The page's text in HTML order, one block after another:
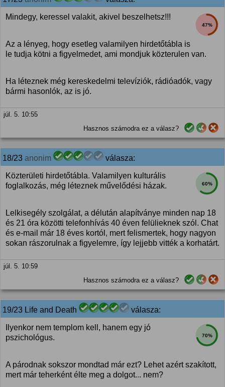
47%
Mindegy, keressel valakit, akivel beszelhetsz!!!
Az a lényeg, hogy esetleg valamilyen hirdetőtábla is
le tudja kötni a figyelmedet, ami mondjuk közterulen van.
Ha léteznek még kereskedelmi televíziók, rádióadók, vagy
bármi hasonlók, az is jó.
júl. 5. 10:55
Hasznos számodra ez a válasz?
18/23 anonim válasza:
60%
Közterületi hirdetőtábla. Valamilyen kulturális
foglalkozás, még léteznek művelődési házak.
Lelkisegély szolgálat, a délután alapítványe minden nap 18
és 21 óra közötti telefonhívás 40 éven felülieknek szól. Chat
és e-mail már 18 éves kortól, mert felismertek, hogy nagyon
sokan rászorulnak a figyelemre, így lejjebb vitték a korhatárt.
júl. 5. 10:59
Hasznos számodra ez a válasz?
19/23 Life and Death válasza:
70%
Ilyenkor nem templom kell, hanem egy jó
pszichológus.
A párodnak sokszor mondtad már ezt? Lehet azért szakított,
mert már teherként élte meg a dolgot... nem?